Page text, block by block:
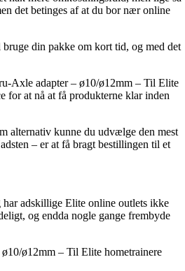
det betinges af at du bor nær online
din pakke om kort tid, og med det
Axle adapter – ø10/ø12mm – Til Elite
for at nå at få produkterne klar inden
alternativ kunne du udvælge den mest
– er at få bragt bestillingen til et
adskillige Elite online outlets ikke
og endda nogle gange frembyde
ø12mm – Til Elite hometrainere